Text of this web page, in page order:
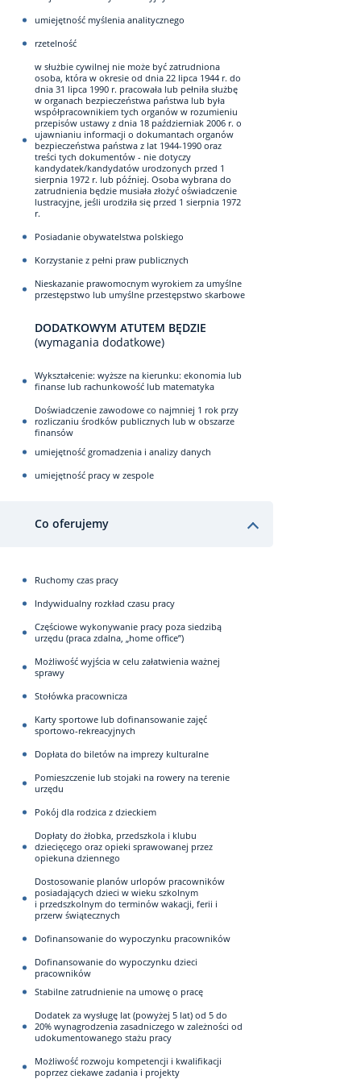
umiejętność myślenia analitycznego
rzetelność
w służbie cywilnej nie może być zatrudniona
osoba, która w okresie od dnia 22 lipca 1944 r. do
dnia 31 lipca 1990 r. pracowała lub pełniła służbę
w organach bezpieczeństwa państwa lub była
współpracownikiem tych organów w rozumieniu
przepisów ustawy z dnia 18 październiak 2006 r. o
ujawnianiu informacji o dokumantach organów
bezpieczeństwa państwa z lat 1944-1990 oraz
treści tych dokumentów - nie dotyczy
kandydatek/kandydatów urodzonych przed 1
sierpnia 1972 r. lub później. Osoba wybrana do
zatrudnienia będzie musiała złożyć oświadczenie
lustracyjne, jeśli urodziła się przed 1 sierpnia 1972
r.
Posiadanie obywatelstwa polskiego
Korzystanie z pełni praw publicznych
Nieskazanie prawomocnym wyrokiem za umyślne
przestępstwo lub umyślne przestępstwo skarbowe
DODATKOWYM ATUTEM BĘDZIE
(wymagania dodatkowe)
Wykształcenie: wyższe na kierunku: ekonomia lub
finanse lub rachunkowość lub matematyka
Doświadczenie zawodowe co najmniej 1 rok przy
rozliczaniu środków publicznych lub w obszarze
finansów
umiejętność gromadzenia i analizy danych
umiejętność pracy w zespole
Co oferujemy
Ruchomy czas pracy
Indywidualny rozkład czasu pracy
Częściowe wykonywanie pracy poza siedzibą
urzędu (praca zdalna, „home office”)
Możliwość wyjścia w celu załatwienia ważnej
sprawy
Stołówka pracownicza
Karty sportowe lub dofinansowanie zajęć
sportowo-rekreacyjnych
Dopłata do biletów na imprezy kulturalne
Pomieszczenie lub stojaki na rowery na terenie
urzędu
Pokój dla rodzica z dzieckiem
Dopłaty do żłobka, przedszkola i klubu
dziecięcego oraz opieki sprawowanej przez
opiekuna dziennego
Dostosowanie planów urlopów pracowników
posiadających dzieci w wieku szkolnym
i przedszkolnym do terminów wakacji, ferii i
przerw świątecznych
Dofinansowanie do wypoczynku pracowników
Dofinansowanie do wypoczynku dzieci
pracowników
Stabilne zatrudnienie na umowę o pracę
Dodatek za wysługę lat (powyżej 5 lat) od 5 do
20% wynagrodzenia zasadniczego w zależności od
udokumentowanego stażu pracy
Możliwość rozwoju kompetencji i kwalifikacji
poprzez ciekawe zadania i projekty